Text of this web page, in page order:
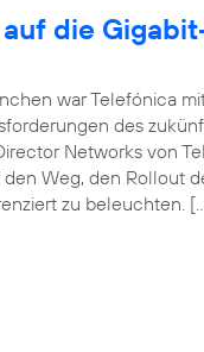
die
war Telefónica
des
Networks von
Weg, den Rollout
zu beleuchten.